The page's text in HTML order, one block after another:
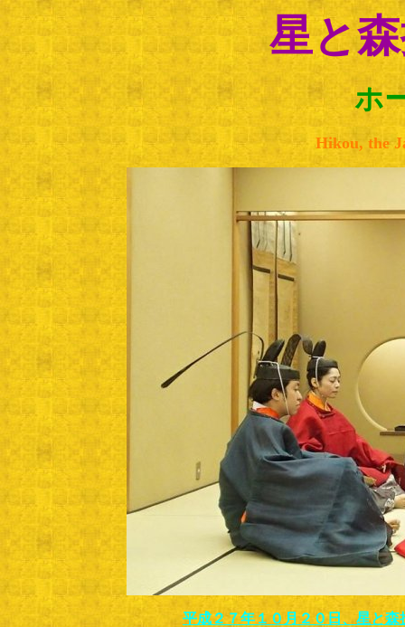
星と
ホ
Hikou, the
平成２７年１０月２０日、星と